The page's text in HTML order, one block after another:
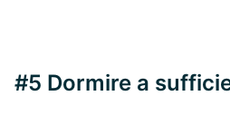
#5 Dormire a